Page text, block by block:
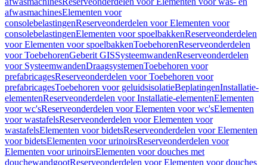
afwasmachinesElementen voor
consolebelastingenReserveonderdelen voor Elementen voor
consolebelastingenElementen voor spoelbakkenReserveonderdelen
voor Elementen voor spoelbakkenToebehorenReserveonderdelen
voor ToebehorenGeberit GISSysteemwandenReserveonderdelen
voor SysteemwandenDraagsystemenToebehoren voor
prefabricagesReserveonderdelen voor Toebehoren voor
prefabricagesToebehoren voor geluidsisolatieBeplatingenInstallatie-
elementenReserveonderdelen voor Installatie-elementenElementen
voor wc'sReserveonderdelen voor Elementen voor wc'sElementen
voor wastafelsReserveonderdelen voor Elementen voor
wastafelsElementen voor bidetsReserveonderdelen voor Elementen
voor bidetsElementen voor urinoirsReserveonderdelen voor
Elementen voor urinoirsElementen voor douches met
douchewandgootReserveonderdelen voor Elementen voor douches